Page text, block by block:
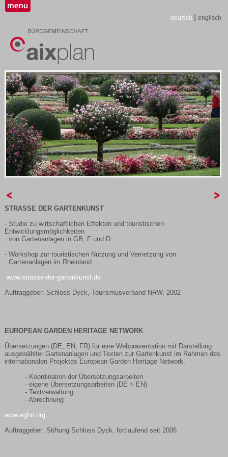
deutsch englisch
STRASSE DER GARTENKUNST
- Studie zu wirtschaftlichen Effekten und touristischen
Entwicklungsmöglichkeiten
von Gartenanlagen in GB, F und D
- Workshop zur touristischen Nutzung und Vernetzung von
Gartenanlagen im Rheinland
www.strasse-der-gartenkunst.de
Auftraggeber: Schloss Dyck, Tourismusverband NRW, 2002
EUROPEAN GARDEN HERITAGE NETWORK
Übersetzungen (DE, EN, FR) für eine Webpräsentation mit Darstellung
ausgewählter Gartenanlagen und Texten zur Gartenkunst im Rahmen des
internationalen Projektes European Garden Heritage Network.
- Koordination der Übersetzungsarbeiten
- eigene Übersetzungsarbeiten (DE > EN)
- Textverwaltung
- Abrechnung
www.eghn.org
Auftraggeber: Stiftung Schloss Dyck, fortlaufend seit 2006